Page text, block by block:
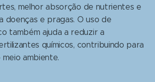
melhor absorção de nutrientes e
doenças e pragas. O uso de
também ajuda a reduzir a
químicos, contribuindo para
ambiente.